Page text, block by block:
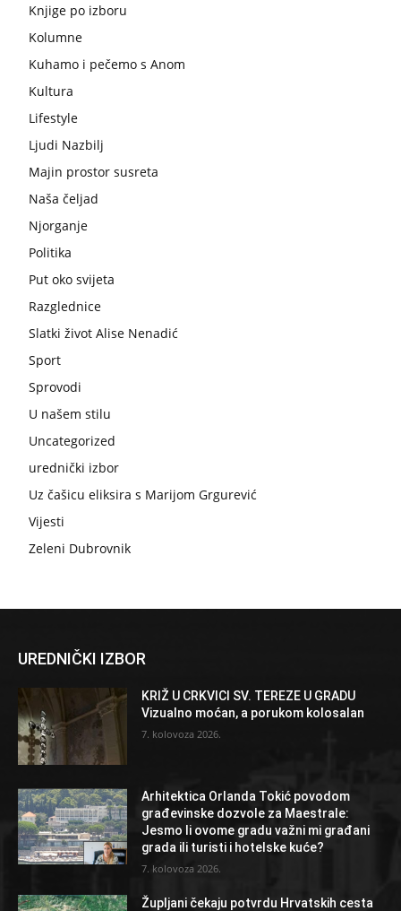
Knjige po izboru
Kolumne
Kuhamo i pečemo s Anom
Kultura
Lifestyle
Ljudi Nazbilj
Majin prostor susreta
Naša čeljad
Njorganje
Politika
Put oko svijeta
Razglednice
Slatki život Alise Nenadić
Sport
Sprovodi
U našem stilu
Uncategorized
urednički izbor
Uz čašicu eliksira s Marijom Grgurević
Vijesti
Zeleni Dubrovnik
UREDNIČKI IZBOR
KRIŽ U CRKVICI SV. TEREZE U GRADU
Vizualno moćan, a porukom kolosalan
7. kolovoza 2026.
Arhitektica Orlanda Tokić povodom
građevinske dozvole za Maestrale:
Jesmo li ovome gradu važni mi građani
grada ili turisti i hotelske kuće?
7. kolovoza 2026.
Župljani čekaju potvrdu Hrvatskih cesta